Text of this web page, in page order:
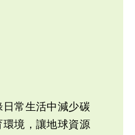
常生活中減少碳
境，讓地球資源